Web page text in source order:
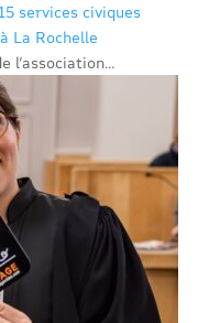
services civiques
La Rochelle
l’association...